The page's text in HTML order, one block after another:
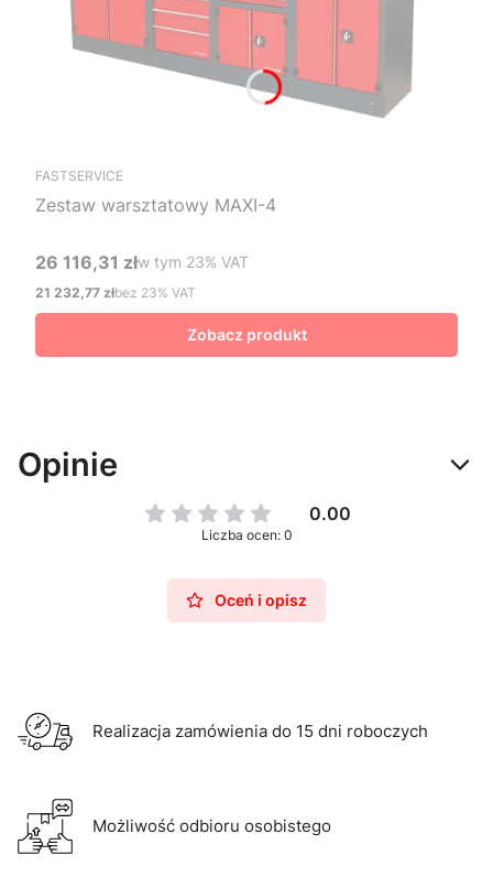
FASTSERVICE
Zestaw warsztatowy MAXI-4
Cena brutto
26 116,31 złw tym %s VAT
w tym 23% VAT
Cena netto
21 232,77 złbez 23% VAT
Zobacz produkt
Opinie
0.00
Liczba ocen: 0
Oceń i opisz
Realizacja zamówienia do 15 dni roboczych
Możliwość odbioru osobistego